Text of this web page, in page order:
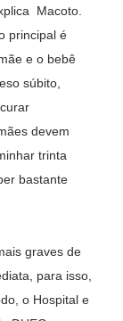
Macoto.
principal é
e o bebê
súbito,
devem
trinta
bastante
graves de
para isso,
o Hospital e